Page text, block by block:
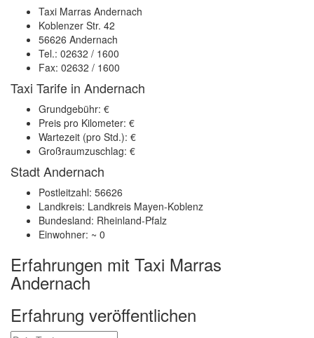
Taxi Marras Andernach
Koblenzer Str. 42
56626 Andernach
Tel.: 02632 / 1600
Fax: 02632 / 1600
Taxi Tarife in Andernach
Grundgebühr: €
Preis pro Kilometer: €
Wartezeit (pro Std.): €
Großraumzuschlag: €
Stadt Andernach
Postleitzahl: 56626
Landkreis: Landkreis Mayen-Koblenz
Bundesland: Rheinland-Pfalz
Einwohner: ~ 0
Erfahrungen mit Taxi Marras
Andernach
Erfahrung veröffentlichen